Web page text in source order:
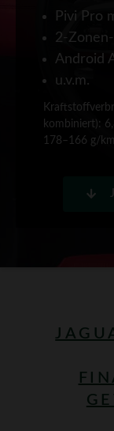
Pivi Pro
2-
Android
u.v.m.
kombiniert):
178–166 g/